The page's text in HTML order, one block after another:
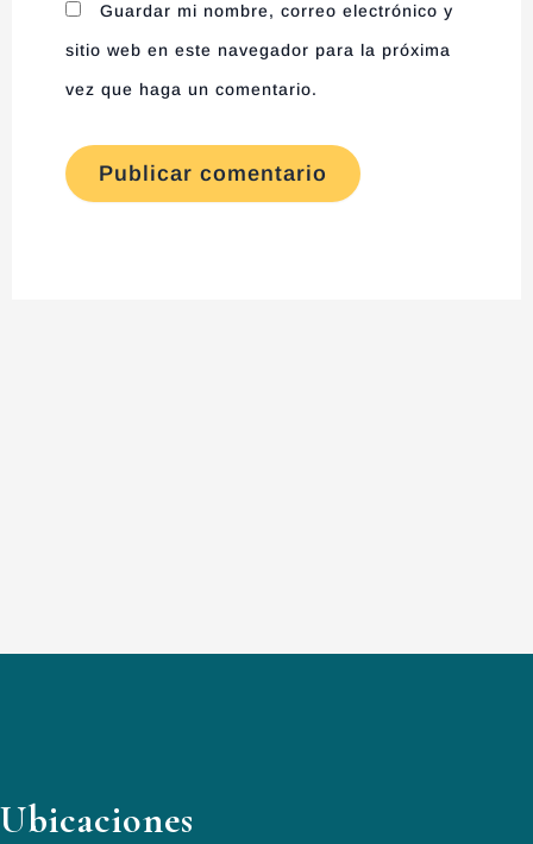
Guardar mi nombre, correo electrónico y
sitio web en este navegador para la próxima
vez que haga un comentario.
Ubicaciones